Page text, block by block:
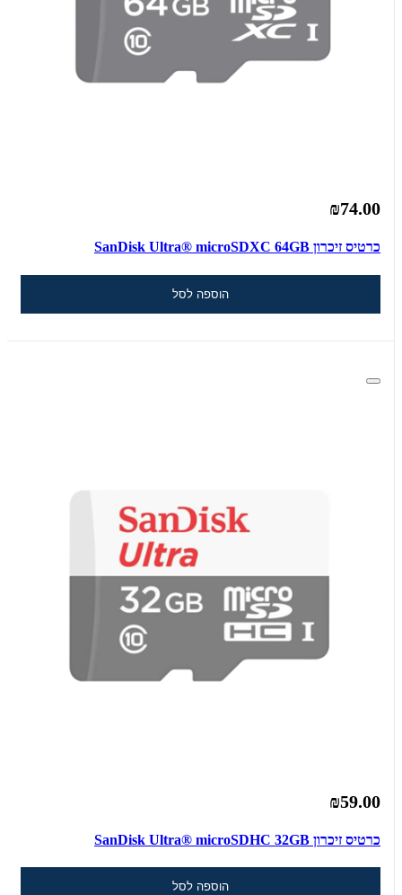
₪74.00
כרטיס זיכרון SanDisk Ultra® microSDXC 64GB
הוספה לסל
₪59.00
כרטיס זיכרון SanDisk Ultra® microSDHC 32GB
הוספה לסל